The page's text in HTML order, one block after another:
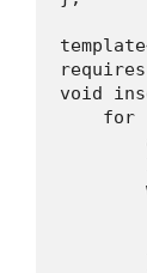
void
for